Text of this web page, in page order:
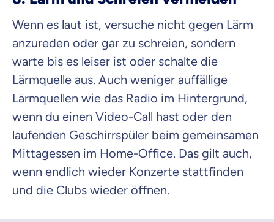
Wenn es laut ist, versuche nicht gegen Lärm
anzureden oder gar zu schreien, sondern
warte bis es leiser ist oder schalte die
Lärmquelle aus. Auch weniger auffällige
Lärmquellen wie das Radio im Hintergrund,
wenn du einen Video-Call hast oder den
laufenden Geschirrspüler beim gemeinsamen
Mittagessen im Home-Office. Das gilt auch,
wenn endlich wieder Konzerte stattfinden
und die Clubs wieder öffnen.